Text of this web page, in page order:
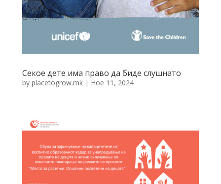
Секое дете има право да биде слушнато
by placetogrow.mk| Ное 11, 2024